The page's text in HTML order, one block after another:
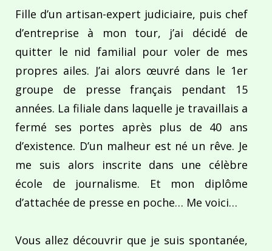
Fille d’un artisan-expert judiciaire, puis chef
d’entreprise à mon tour, j’ai décidé de
quitter le nid familial pour voler de mes
propres ailes. J’ai alors œuvré dans le 1er
groupe de presse français pendant 15
années. La filiale dans laquelle je travaillais a
fermé ses portes après plus de 40 ans
d’existence. D’un malheur est né un rêve. Je
me suis alors inscrite dans une célèbre
école de journalisme. Et mon diplôme
d’attachée de presse en poche… Me voici…
Vous allez découvrir que je suis spontanée,